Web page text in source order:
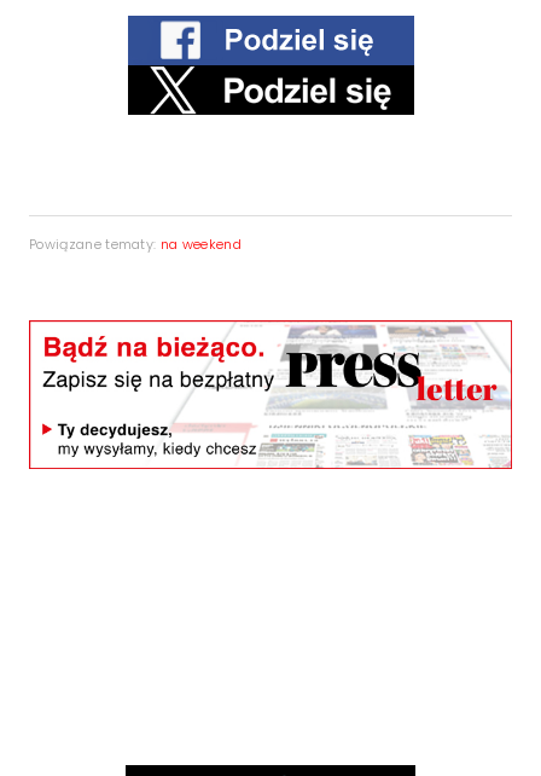
Powiązane tematy: na weekend